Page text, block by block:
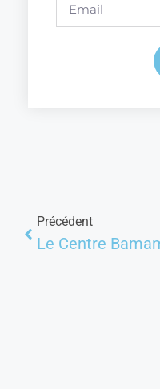
Précédent